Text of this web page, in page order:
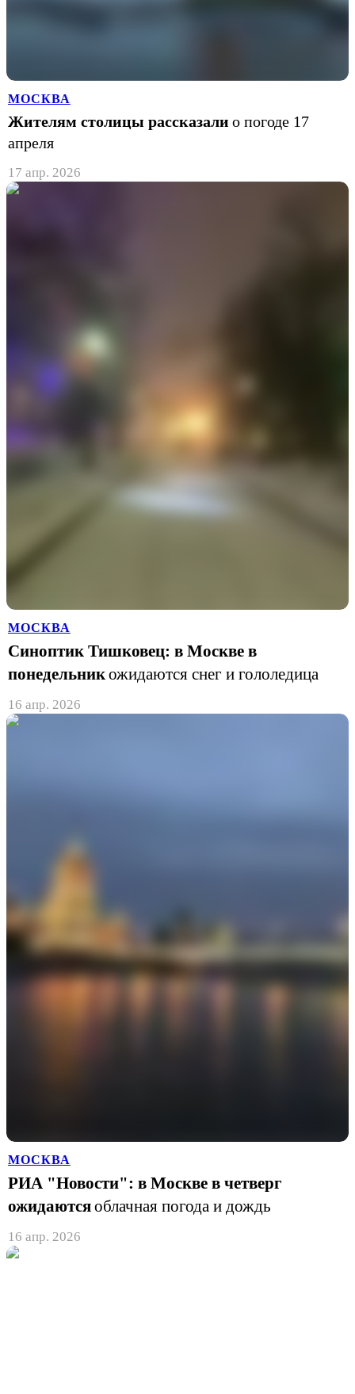
МОСКВА
Жителям столицы рассказали о погоде 17
апреля
17 апр. 2026
МОСКВА
Синоптик Тишковец: в Москве в
понедельникожидаются снег и гололедица
16 апр. 2026
МОСКВА
РИА "Новости": в Москве в четверг
ожидаютсяоблачная погода и дождь
16 апр. 2026